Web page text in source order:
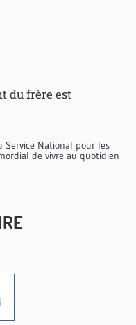
du frère est
Service National pour les
de vivre au quotidien